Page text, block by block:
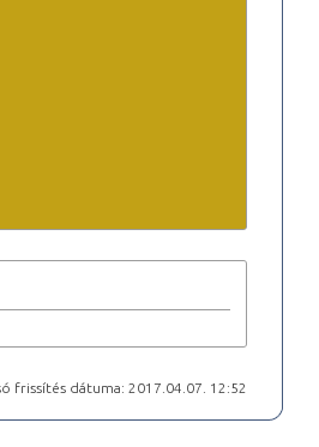
frissítés dátuma: 2017.04.07. 12:52